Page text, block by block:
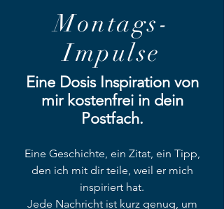
Montags-
Impulse
Eine Dosis Inspiration von
mir kostenfrei in dein
Postfach.
Eine Geschichte, ein Zitat, ein Tipp,
den ich mit dir teile, weil er mich
inspiriert hat.
Jede Nachricht ist kurz genug, um